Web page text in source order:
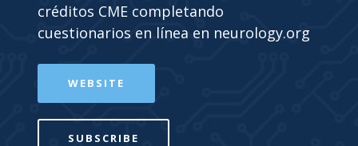
créditos CME completando
cuestionarios en línea en neurology.org
WEBSITE
SUBSCRIBE